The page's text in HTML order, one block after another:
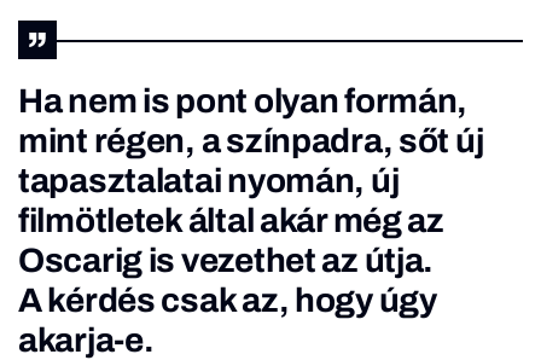
Ha nem is pont olyan formán,
mint régen, a színpadra, sőt új
tapasztalatai nyomán, új
filmötletek által akár még az
Oscarig is vezethet az útja.
A kérdés csak az, hogy úgy
akarja-e.